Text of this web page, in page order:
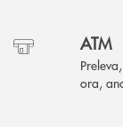
ATM
ora,